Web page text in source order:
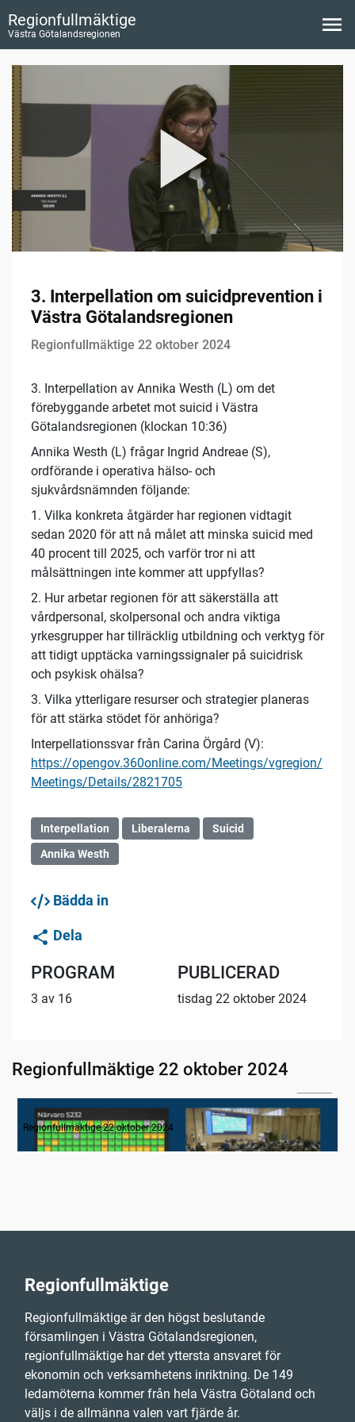
Regionfullmäktige
Västra Götalandsregionen
3. Interpellation om suicidprevention i
Västra Götalandsregionen
Regionfullmäktige 22 oktober 2024
3. Interpellation av Annika Westh (L) om det
förebyggande arbetet mot suicid i Västra
Götalandsregionen (klockan 10:36)
Annika Westh (L) frågar Ingrid Andreae (S),
ordförande i operativa hälso- och
sjukvårdsnämnden följande:
1. Vilka konkreta åtgärder har regionen vidtagit
sedan 2020 för att nå målet att minska suicid med
40 procent till 2025, och varför tror ni att
målsättningen inte kommer att uppfyllas?
2. Hur arbetar regionen för att säkerställa att
vårdpersonal, skolpersonal och andra viktiga
yrkesgrupper har tillräcklig utbildning och verktyg för
att tidigt upptäcka varningssignaler på suicidrisk
och psykisk ohälsa?
3. Vilka ytterligare resurser och strategier planeras
för att stärka stödet för anhöriga?
Interpellationssvar från Carina Örgård (V):
https://opengov.360online.com/Meetings/vgregion/
Meetings/Details/2821705
Interpellation Liberalerna
Suicid
Annika Westh
Bädda in
Dela
PROGRAM
3 av 16
PUBLICERAD
tisdag 22 oktober 2024
Regionfullmäktige 22 oktober 2024
1. Inledning
Regionfullmäktige 22 oktober 2024
Regionfullmäktige
Regionfullmäktige är den högst beslutande
församlingen i Västra Götalandsregionen,
regionfullmäktige har det yttersta ansvaret för
ekonomin och verksamhetens inriktning. De 149
ledamöterna kommer från hela Västra Götaland och
väljs i de allmänna valen vart fjärde år.